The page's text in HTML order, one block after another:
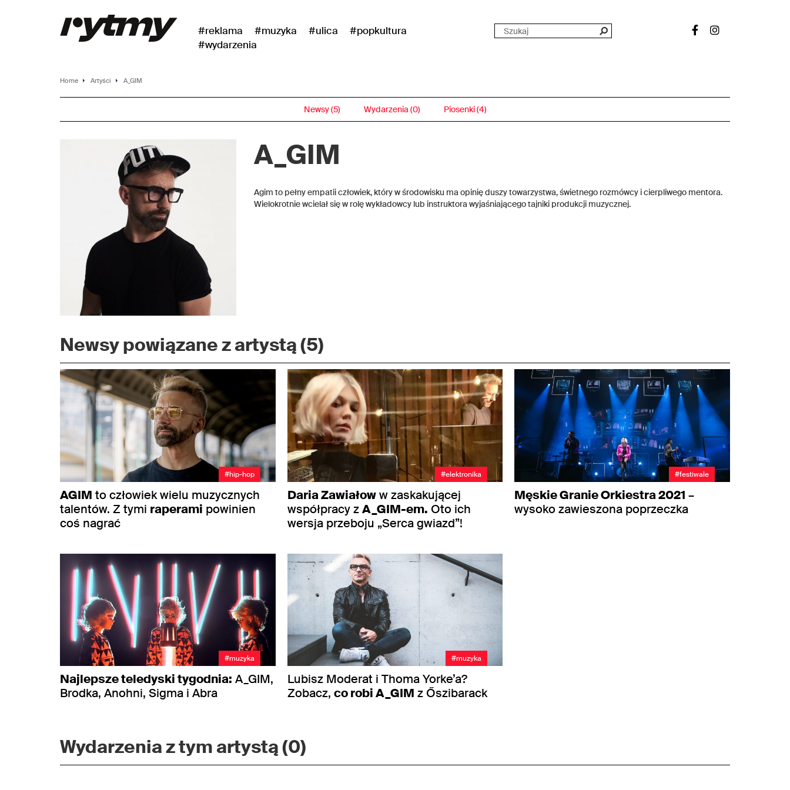
#reklama #muzyka #ulica
#popkultura
#wydarzenia
Home Artyści A_GIM
Newsy (5) Wydarzenia (0) Piosenki (4)
A_GIM
Agim to pełny empatii człowiek, który w środowisku ma opinię duszy towarzystwa, świetnego rozmówcy i cierpliwego mentora.
Wielokrotnie wcielał się w rolę wykładowcy lub instruktora wyjaśniającego tajniki produkcji muzycznej.
Newsy powiązane z artystą (5)
#hip-hop
AGIM to człowiek wielu muzycznych
talentów. Z tymi raperami powinien
coś nagrać
#elektronika
Daria Zawiałoww zaskakującej
współpracy zA_GIM-em. Oto ich
wersja przeboju „Serca gwiazd”!
#festiwale
Męskie Granie Orkiestra 2021 –
wysoko zawieszona poprzeczka
#muzyka
Najlepsze teledyski tygodnia: A_GIM,
Brodka, Anohni, Sigma i Abra
#muzyka
Lubisz Moderat i Thoma Yorke’a?
Zobacz, co robi A_GIM z Őszibarack
Wydarzenia z tym artystą (0)